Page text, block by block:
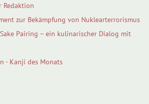
Redaktion
zur Bekämpfung von Nuklearterrorismus
Sake Pairing – ein kulinarischer Dialog mit
- Kanji des Monats